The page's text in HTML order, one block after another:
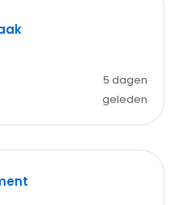
5 dagen
geleden